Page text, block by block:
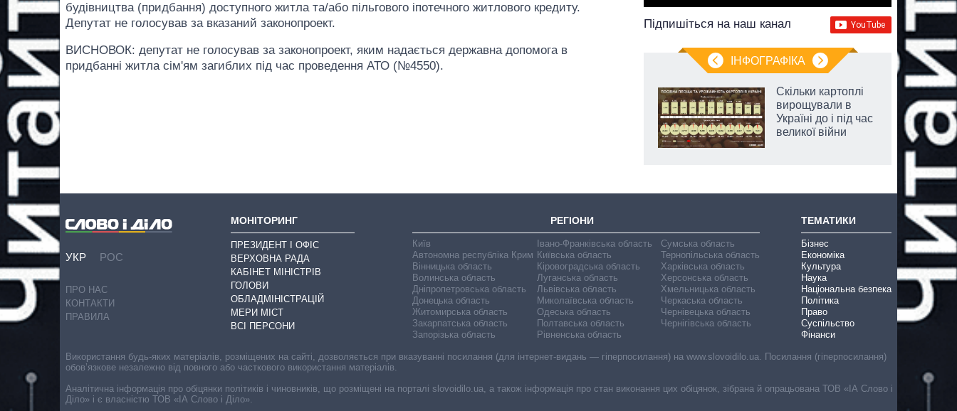
будівництва (придбання) доступного житла та/або пільгового іпотечного житлового кредиту.
Депутат не голосував за вказаний законопроект.
ВИСНОВОК: депутат не голосував за законопроект, яким надається державна допомога в
придбанні житла сім'ям загиблих під час проведення АТО (№4550).
Підпишіться на наш канал
ІНФОГРАФІКА
Скільки картоплі
вирощували в
Україні до і під час
великої війни
УКР РОС
ПРО НАС
КОНТАКТИ
ПРАВИЛА
МОНІТОРИНГ
ПРЕЗИДЕНТ І ОФІС
ВЕРХОВНА РАДА
КАБІНЕТ МІНІСТРІВ
ГОЛОВИ
ОБЛАДМІНІСТРАЦІЙ
МЕРИ МІСТ
ВСІ ПЕРСОНИ
РЕГІОНИ
Київ
Автономна республіка Крим
Вінницька область
Волинська область
Дніпропетровська область
Донецька область
Житомирська область
Закарпатська область
Запорізька область
Івано-Франківська область
Київська область
Кіровоградська область
Луганська область
Львівська область
Миколаївська область
Одеська область
Полтавська область
Рівненська область
Сумська область
Тернопільська область
Харківська область
Херсонська область
Хмельницька область
Черкаська область
Чернівецька область
Чернігівська область
ТЕМАТИКИ
Бізнес
Економіка
Культура
Наука
Національна безпека
Політика
Право
Суспільство
Фінанси
Використання будь-яких матеріалів, розміщених на сайті, дозволяється при вказуванні посилання (для інтернет-видань — гіперпосилання) на www.slovoidilo.ua. Посилання (гіперпосилання)
обов’язкове незалежно від повного або часткового використання матеріалів.
Аналітична інформація про обіцянки політиків і чиновників, що розміщені на порталі slovoidilo.ua, а також інформація про стан виконання цих обіцянок, зібрана й опрацьована ТОВ «ІА Слово і
Діло» і є власністю ТОВ «ІА Слово і Діло».